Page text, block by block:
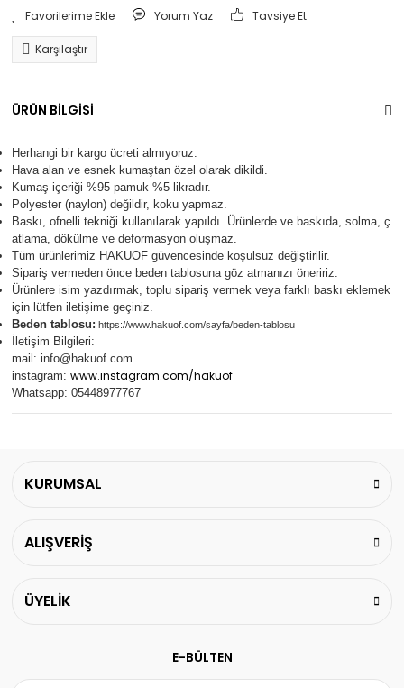
Yorum Yaz Tavsiye Et
Karşılaştır
ÜRÜN BİLGİSİ
Herhangi bir kargo ücreti almıyoruz.
Hava alan ve esnek kumaştan özel olarak dikildi.
Kumaş içeriği %95 pamuk %5 likradır.
Polyester (naylon) değildir, koku yapmaz.
Baskı, ofnelli tekniği kullanılarak yapıldı. Ürünlerde ve baskıda, solma, ç
atlama, dökülme ve deformasyon oluşmaz.
Tüm ürünlerimiz HAKUOF güvencesinde koşulsuz değiştirilir.
Sipariş vermeden önce beden tablosuna göz atmanızı öneririz.
Ürünlere isim yazdırmak, toplu sipariş vermek veya farklı baskı eklemek
için lütfen iletişime geçiniz.
Beden tablosu: https://www.hakuof.com/sayfa/beden-tablosu
İletişim Bilgileri:
mail: info@hakuof.com
instagram: www.instagram.com/hakuof
Whatsapp: 05448977767
KURUMSAL
ALIŞVERİŞ
ÜYELİK
E-BÜLTEN